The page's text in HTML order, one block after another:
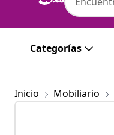
Categorías
Inicio Mobiliario